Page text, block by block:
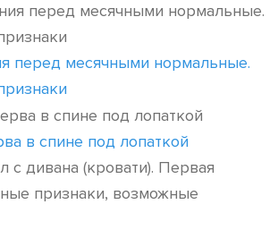
перед месячными нормальные.
в спине под лопаткой